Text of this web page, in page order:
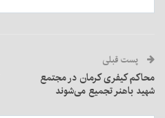
پست قبلی
محاکم کیفری کرمان در مجتمع
شهید باهنر تجمیع می‌شوند